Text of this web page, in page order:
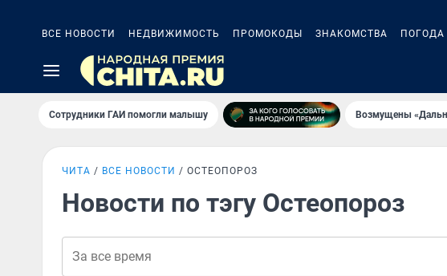
ВСЕ НОВОСТИ НЕДВИЖИМОСТЬ ПРОМОКОДЫ ЗНАКОМСТВА ПОГОДА
Сотрудники ГАИ помогли малышу Возмущены
ЧИТА ВСЕ НОВОСТИ ОСТЕОПОРОЗ
Новости по тэгу Остеопороз